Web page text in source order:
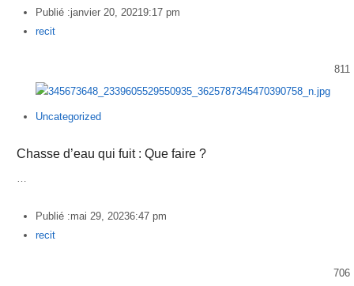
Publié :janvier 20, 2021 9:17 pm
Author
recit
811
Uncategorized
Chasse d’eau qui fuit : Que faire ?
Publié :mai 29, 20236:47 pm
Author
recit
706